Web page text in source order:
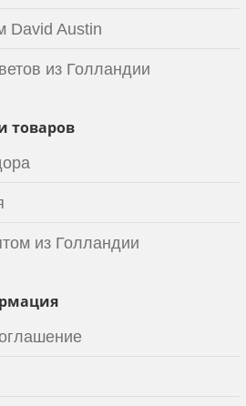
David Austin
из Голландии
товаров
из Голландии